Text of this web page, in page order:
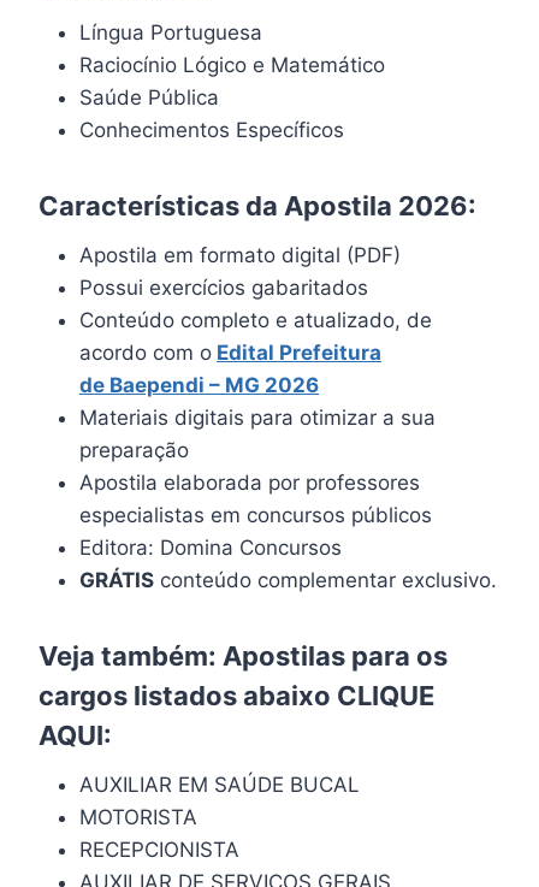
Língua Portuguesa
Raciocínio Lógico e Matemático
Saúde Pública
Conhecimentos Específicos
Características da Apostila 2026:
Apostila em formato digital (PDF)
Possui exercícios gabaritados
Conteúdo completo e atualizado, de
acordo com o Edital Prefeitura
de Baependi – MG 2026
Materiais digitais para otimizar a sua
preparação
Apostila elaborada por professores
especialistas em concursos públicos
Editora: Domina Concursos
GRÁTIS conteúdo complementar exclusivo.
Veja também: Apostilas para os
cargos listados abaixo CLIQUE
AQUI:
AUXILIAR EM SAÚDE BUCAL
MOTORISTA
RECEPCIONISTA
AUXILIAR DE SERVIÇOS GERAIS